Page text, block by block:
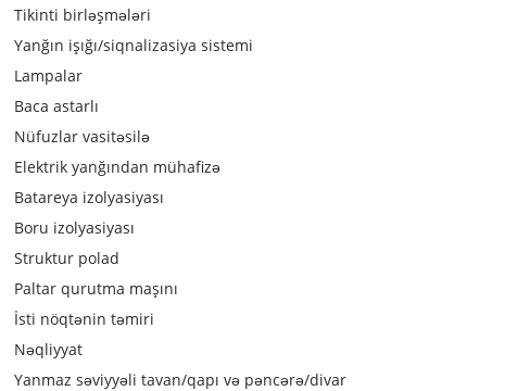
Tikinti birləşmələri
Yanğın işığı/siqnalizasiya sistemi
Lampalar
Baca astarlı
Nüfuzlar vasitəsilə
Elektrik yanğından mühafizə
Batareya izolyasiyası
Boru izolyasiyası
Struktur polad
Paltar qurutma maşını
İsti nöqtənin təmiri
Nəqliyyat
Yanmaz səviyyəli tavan/qapı və pəncərə/divar